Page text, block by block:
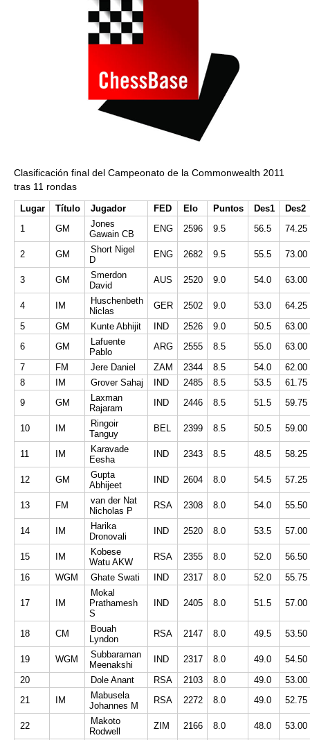
Clasificación final del Campeonato de la Commonwealth 2011
tras 11 rondas
Lugar Título Jugador FED Elo Puntos Des1
Des2
1
GM
Jones
Gawain CB
ENG 2596 9.5 56.5 74.25
2 GM
Short Nigel
D
ENG 2682 9.5 55.5 73.00
3 GM
Smerdon
David
AUS 2520 9.0 54.0 63.00
4 IM
Huschenbeth
Niclas
GER 2502 9.0 53.0
64.25
5
GM Kunte Abhijit IND 2526 9.0 50.5
63.00
6
GM
Lafuente
Pablo
ARG 2555 8.5 55.0
63.00
7
FM Jere Daniel ZAM 2344 8.5 54.0
62.00
8
IM Grover Sahaj IND 2485 8.5 53.5
61.75
9
GM
Laxman
Rajaram
IND 2446 8.5 51.5 59.75
10 IM
Ringoir
Tanguy
BEL 2399 8.5 50.5 59.00
11 IM
Karavade
Eesha
IND 2343 8.5 48.5 58.25
12 GM
Gupta
Abhijeet
IND 2604 8.0 54.5 57.25
13 FM
van der Nat
Nicholas P
RSA 2308 8.0 54.0 55.50
14 IM
Harika
Dronovali
IND 2520 8.0 53.5 57.00
15 IM
Kobese
Watu AKW
RSA 2355 8.0 52.0
56.50
16
WGM Ghate Swati IND 2317 8.0 52.0 55.75
17 IM
Mokal
Prathamesh
S
IND 2405 8.0 51.5 57.00
18 CM
Bouah
Lyndon
RSA 2147 8.0 49.5 53.50
19 WGM
Subbaraman
Meenakshi
IND 2317 8.0 49.0
54.50
20
Dole Anant RSA 2103 8.0 49.0
53.00
21
IM
Mabusela
Johannes M
RSA 2272 8.0 49.0 52.75
22
Makoto
Rodwell
ZIM 2166 8.0 48.0 53.00